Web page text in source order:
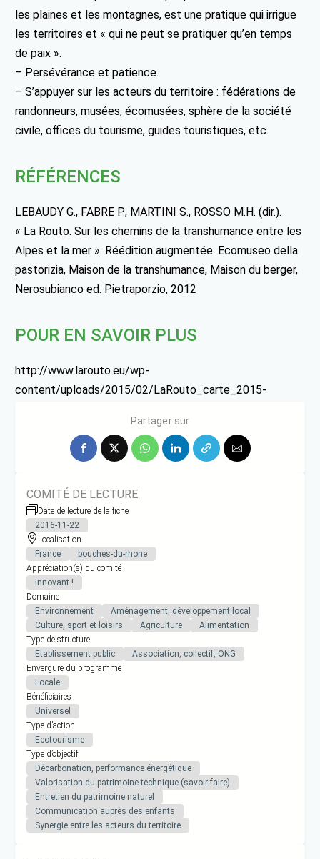
les plaines et les montagnes, est une pratique qui irrigue
les territoires et « qui ne peut se pratiquer qu’en temps
de paix ».
– Persévérance et patience.
– S’appuyer sur les acteurs du territoire : fédérations de
randonneurs, musées, écomusées, sphère de la société
civile, offices du tourisme, guides touristiques, etc.
RÉFÉRENCES
LEBAUDY G., FABRE P., MARTINI S., ROSSO M.H. (dir.).
« La Routo. Sur les chemins de la transhumance entre les
Alpes et la mer ». Réédition augmentée. Ecomuseo della
pastorizia, Maison de la transhumance, Maison du berger,
Nerosubianco ed. Pietraporzio, 2012
POUR EN SAVOIR PLUS
http://www.larouto.eu/wp-
content/uploads/2015/02/LaRouto_carte_2015-
Partager sur
COMITÉ DE LECTURE
Date de lecture de la fiche
2016-11-22
Localisation
France
bouches-du-rhone
Appréciation(s) du comité
Innovant !
Domaine
Environnement
Aménagement, développement local
Culture, sport et loisirs
Agriculture
Alimentation
Type de structure
Etablissement public
Association, collectif, ONG
Envergure du programme
Locale
Bénéficiaires
Universel
Type d’action
Ecotourisme
Type d’objectif
Décarbonation, performance énergétique
Valorisation du patrimoine technique (savoir-faire)
Entretien du patrimoine naturel
Communication auprès des enfants
Synergie entre les acteurs du territoire